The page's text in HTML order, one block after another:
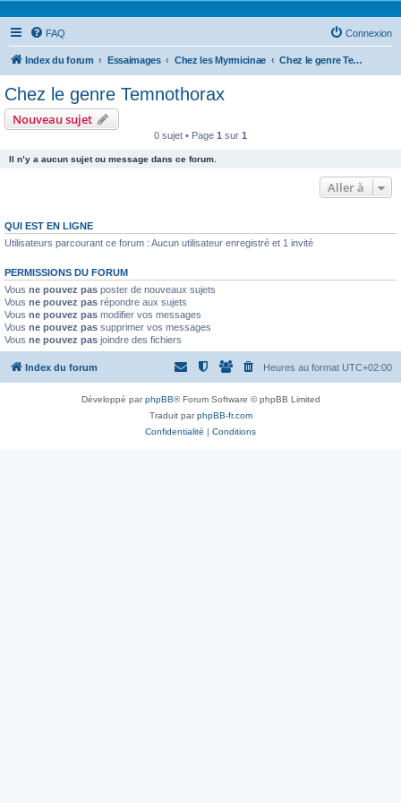
FAQ Connexion
Index du forum Essaimages Chez les Myrmicinae Chez le genre Temnothorax
Chez le genre Temnothorax
Nouveau sujet
0 sujet • Page 1 sur 1
Il n’y a aucun sujet ou message dans ce forum.
Aller à
QUI EST EN LIGNE
Utilisateurs parcourant ce forum : Aucun utilisateur enregistré et 1 invité
PERMISSIONS DU FORUM
Vous ne pouvez pas poster de nouveaux sujets
Vous ne pouvez pas répondre aux sujets
Vous ne pouvez pas modifier vos messages
Vous ne pouvez pas supprimer vos messages
Vous ne pouvez pas joindre des fichiers
Index du forum Heures au format UTC+02:00
Développé parphpBB® Forum Software © phpBB Limited
Traduit parphpBB-fr.com
Confidentialité | Conditions